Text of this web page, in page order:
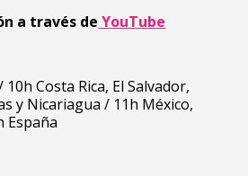
a través de YouTube
10h Costa Rica, El Salvador,
y Nicariagua / 11h México,
España